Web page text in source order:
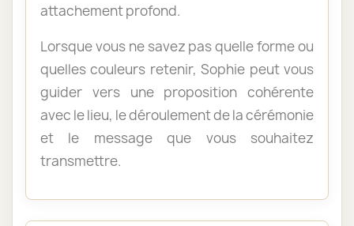
attachement profond.
Lorsque vous ne savez pas quelle forme ou
quelles couleurs retenir, Sophie peut vous
guider vers une proposition cohérente
avec le lieu, le déroulement de la cérémonie
et le message que vous souhaitez
transmettre.